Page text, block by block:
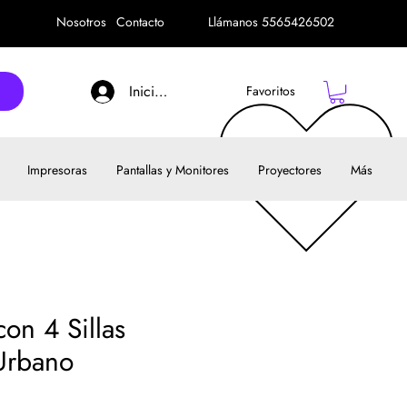
Nosotros Contacto Llámanos 5565426502
Iniciar sesión Favoritos
Impresoras Pantallas y Monitores Proyectores Más
4 Sillas